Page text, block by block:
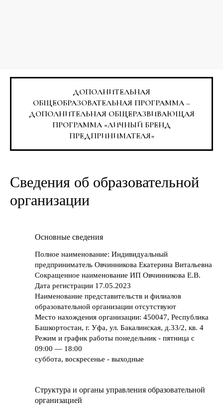
ДОПОЛНИТЕЛЬНАЯ
ОБЩЕОБРАЗОВАТЕЛЬНАЯ ПРОГРАММА –
ДОПОЛНИТЕЛЬНАЯ ОБЩЕРАЗВИВАЮЩАЯ
ПРОГРАММА «ЛИЧНЫЙ БРЕНД
ПРЕДПРИНИМАТЕЛЯ»
Сведения об образовательной
организации
Основные сведения
Полное наименование: Индивидуальный
предприниматель Овчинникова Екатерина Витальевна
Сокращенное наименование ИП Овчинникова Е.В.
Дата регистрации 17.05.2023
Наименование представительств и филиалов
образовательной организации отсутствуют
Место нахождения организации: 450047, Республика
Башкортостан, г. Уфа, ул. Бакалинская, д.33/2, кв. 4
Режим и график работы понедельник - пятница с
09:00 — 18:00
суббота, воскресенье - выходные
Структура и органы управления образовательной
организацией